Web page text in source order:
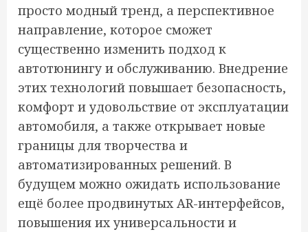
просто модный тренд, а перспективное
направление, которое сможет
существенно изменить подход к
автотюнингу и обслуживанию. Внедрение
этих технологий повышает безопасность,
комфорт и удовольствие от эксплуатации
автомобиля, а также открывает новые
границы для творчества и
автоматизированных решений. В
будущем можно ожидать использование
ещё более продвинутых AR-интерфейсов,
повышения их универсальности и